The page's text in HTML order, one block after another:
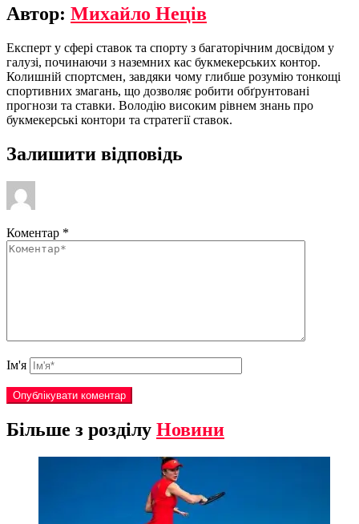
Автор: Михайло Неців
Експерт у сфері ставок та спорту з багаторічним досвідом у
галузі, починаючи з наземних кас букмекерських контор.
Колишній спортсмен, завдяки чому глибше розумію тонкощі
спортивних змагань, що дозволяє робити обґрунтовані
прогнози та ставки. Володію високим рівнем знань про
букмекерські контори та стратегії ставок.
Залишити відповідь
Коментар *
Ім'я
Більше з розділу Новини